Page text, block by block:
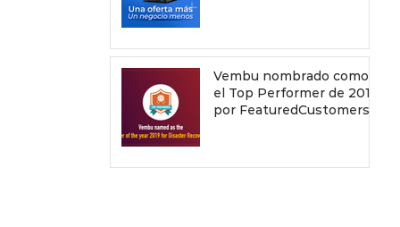
Vembu nombrado como
el Top Performer de 2019
por FeaturedCustomers